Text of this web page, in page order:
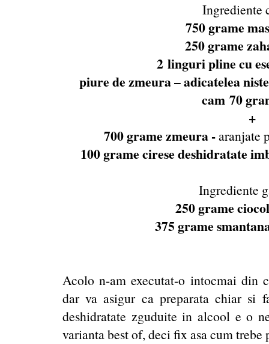
Ingrediente
750 grame
250 grame
2 linguri pline cu
piure de zmeura – adicatelea
cam 70
+
700 grame zmeura -aranjate
100 grame cirese deshidratate
Ingrediente
250 grame
375 grame
Acolo n-am executat-o intocmai din
dar va asigur ca preparata chiar si
deshidratate zguduite in alcool e o
varianta best of, deci fix asa cum trebe